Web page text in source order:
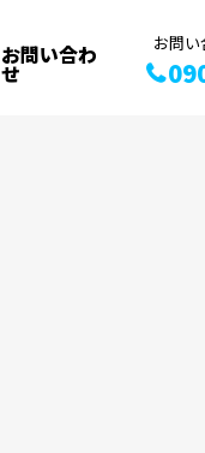
お問い合わ
せ
お問